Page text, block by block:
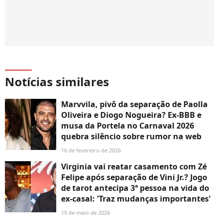
Notícias similares
Marvvila, pivô da separação de Paolla
Oliveira e Diogo Nogueira? Ex-BBB e
musa da Portela no Carnaval 2026
quebra silêncio sobre rumor na web
16 de fevereiro de 2026
Virginia vai reatar casamento com Zé
Felipe após separação de Vini Jr.? Jogo
de tarot antecipa 3ª pessoa na vida do
ex-casal: 'Traz mudanças importantes'
19 de maio de 2026